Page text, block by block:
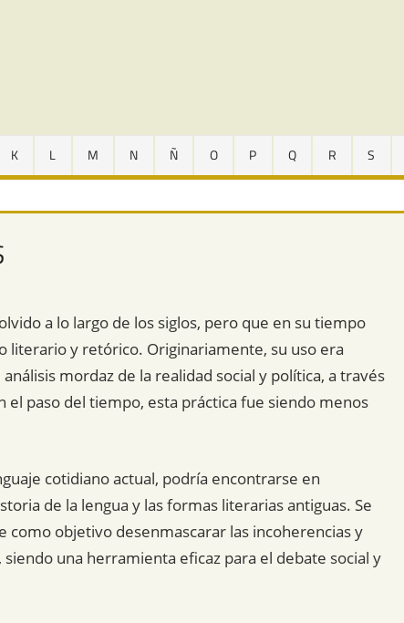
K L M N Ñ O P Q R S
a lo largo de los siglos, pero que en su tiempo
literario y retórico. Originariamente, su uso era
mordaz de la realidad social y política, a través
paso del tiempo, esta práctica fue siendo menos
cotidiano actual, podría encontrarse en
de la lengua y las formas literarias antiguas. Se
como objetivo desenmascarar las incoherencias y
una herramienta eficaz para el debate social y